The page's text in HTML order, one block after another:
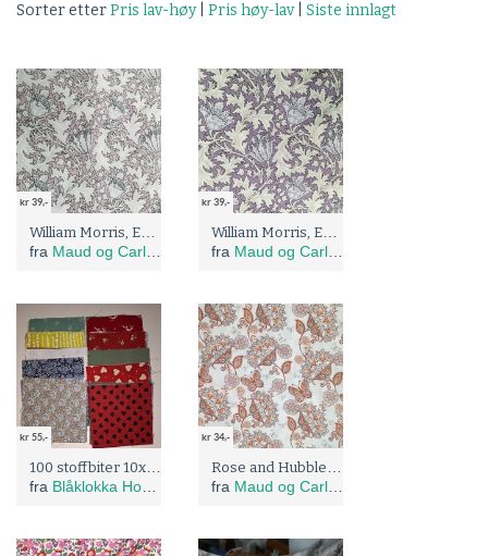
Sorter etterPris lav-høy| Pris høy-lav| Siste innlagt
kr 39,-
fra Maud og Carlas stoffer
kr 39,-
fra Maud og Carlas stoffer
kr 55,-
fra Blåklokka Hobby
kr 34,-
fra Maud og Carlas stoffer